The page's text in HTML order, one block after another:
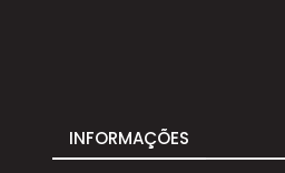
INFORMAÇÕES